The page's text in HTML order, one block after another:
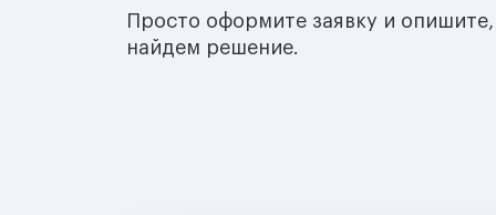
Просто оформите заявку и
найдем решение.